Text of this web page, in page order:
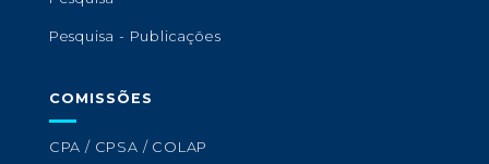
Pesquisa - Publicações
COMISSÕES
CPA / CPSA / COLAP